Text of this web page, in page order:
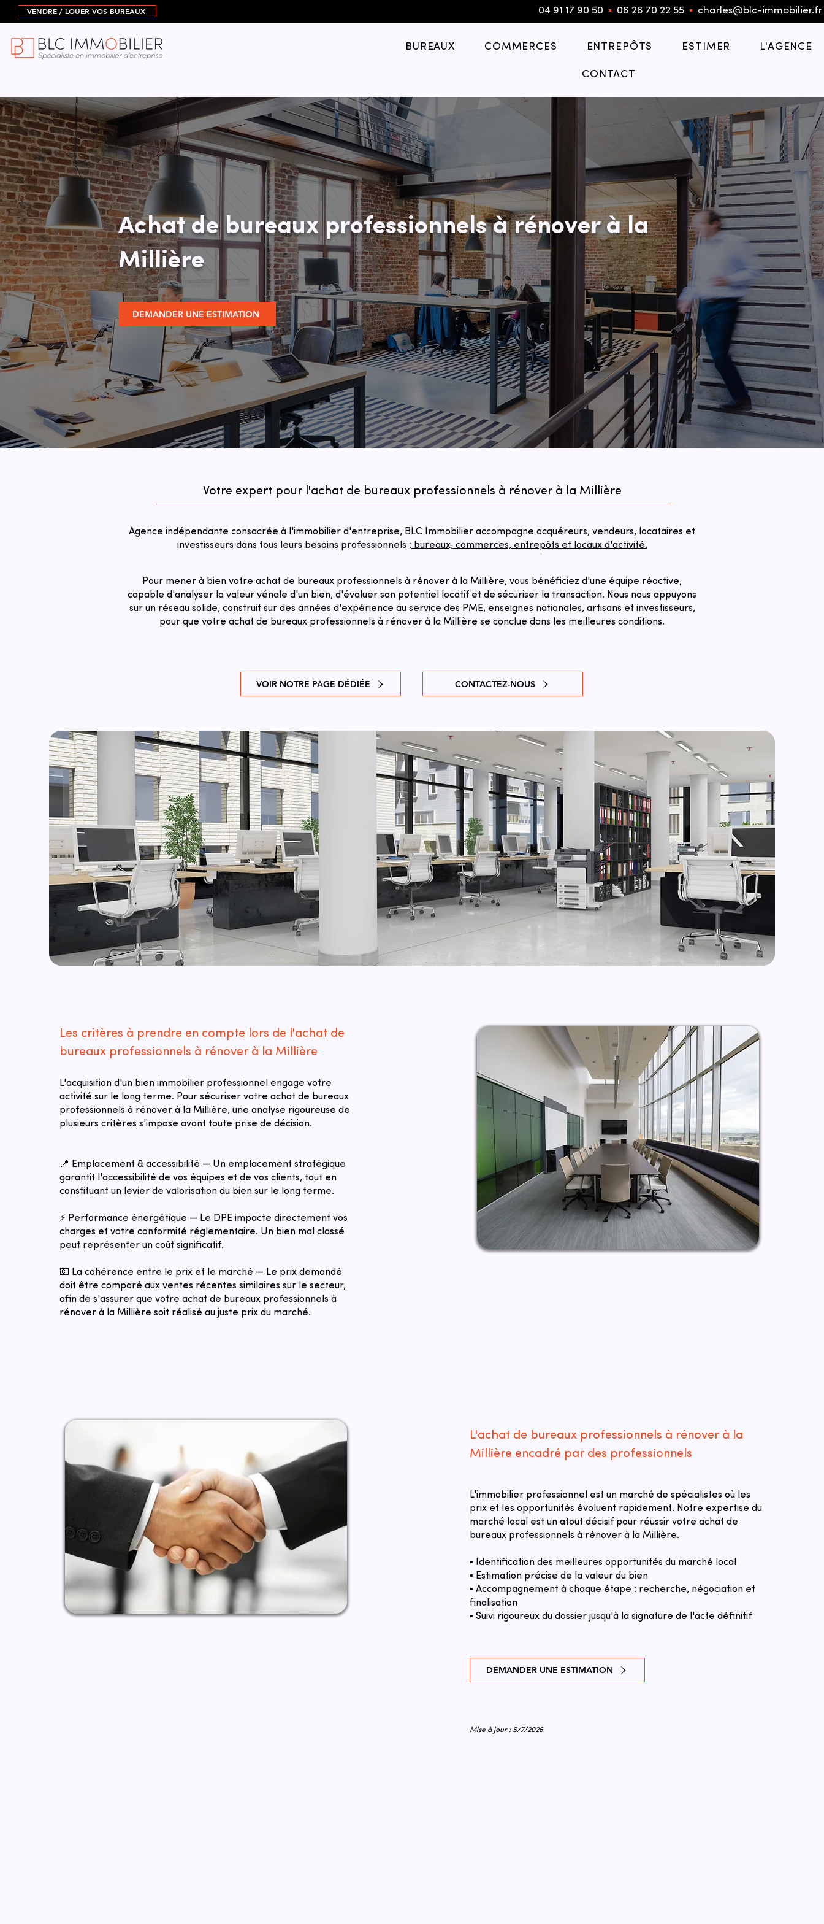
VENDRE / LOUER VOS BUREAUX 04 91 17 90 50 ▪︎ 06 26 70 22 55 ▪︎ charles@blc-immobilier.fr
BUREAUX COMMERCES ENTREPÔTS ESTIMER L'AGENCE
CONTACT
Achat de bureaux professionnels à rénover à la
Millière
DEMANDER UNE ESTIMATION
Votre expert pour l'achat de bureaux professionnels à rénover à la Millière
Agence indépendante consacrée à l'immobilier d'entreprise, BLC Immobilier accompagne acquéreurs, vendeurs, locataires et
investisseurs dans tous leurs besoins professionnels : bureaux, commerces, entrepôts et locaux d'activité.
Pour mener à bien votre achat de bureaux professionnels à rénover à la Millière, vous bénéficiez d'une équipe réactive,
capable d'analyser la valeur vénale d'un bien, d'évaluer son potentiel locatif et de sécuriser la transaction. ​Nous nous appuyons
sur un réseau solide, construit sur des années d'expérience au service des PME, enseignes nationales, artisans et investisseurs,
pour que votre achat de bureaux professionnels à rénover à la Millière se conclue dans les meilleures conditions.
VOIR NOTRE PAGE DÉDIÉE CONTACTEZ-NOUS
Les critères à prendre en compte lors de l'achat de
bureaux professionnels à rénover à la Millière
L'acquisition d'un bien immobilier professionnel engage votre
activité sur le long terme. Pour sécuriser votre achat de bureaux
professionnels à rénover à la Millière, une analyse rigoureuse de
plusieurs critères s'impose avant toute prise de décision.
📍 Emplacement & accessibilité — Un emplacement stratégique
garantit l'accessibilité de vos équipes et de vos clients, tout en
constituant un levier de valorisation du bien sur le long terme.
⚡ Performance énergétique — Le DPE impacte directement vos
charges et votre conformité réglementaire. Un bien mal classé
peut représenter un coût significatif.
💶 La cohérence entre le prix et le marché — Le prix demandé
doit être comparé aux ventes récentes similaires sur le secteur,
afin de s'assurer que votre achat de bureaux professionnels à
rénover à la Millière soit réalisé au juste prix du marché.
L'achat de bureaux professionnels à rénover à la
Millière encadré par des professionnels
L'immobilier professionnel est un marché de spécialistes où les
prix et les opportunités évoluent rapidement. Notre expertise du
marché local est un atout décisif pour réussir votre achat de
bureaux professionnels à rénover à la Millière.
▪ Identification des meilleures opportunités du marché local
▪ Estimation précise de la valeur du bien
▪ Accompagnement à chaque étape : recherche, négociation et
finalisation
▪ Suivi rigoureux du dossier jusqu'à la signature de l'acte définitif
DEMANDER UNE ESTIMATION
Mise à jour : 5/7/2026